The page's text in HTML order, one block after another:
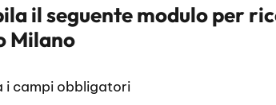
il seguente modulo per
Milano
i campi obbligatori